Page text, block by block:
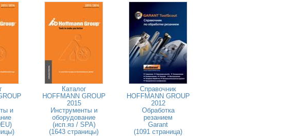
и
Каталог
HOFFMANN GROUP
2015
Инструменты и
оборудование
(исп.яз / SPA)
(1643 страницы)
Справочник
HOFFMANN GROUP
2012
Обработка
резанием
Garant
(1091 страница)